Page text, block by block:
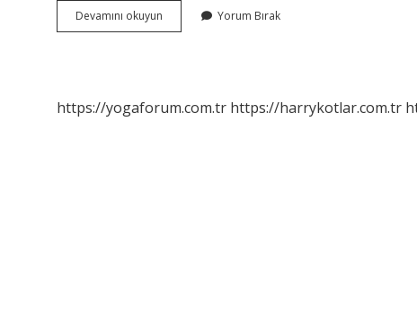
Devamını okuyun
Kredi
Yorum Bırak
https://yogaforum.com.tr https://harrykotlar.com.tr